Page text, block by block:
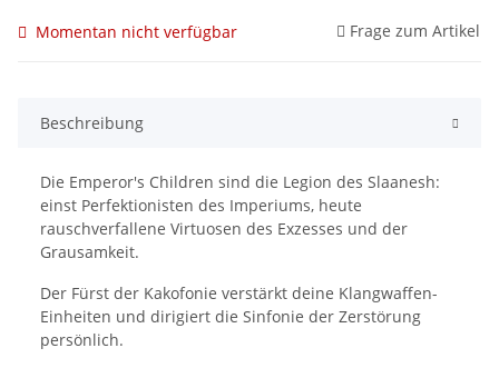
Momentan nicht verfügbar Frage zum Artikel
Beschreibung
Die Emperor's Children sind die Legion des Slaanesh:
einst Perfektionisten des Imperiums, heute
rauschverfallene Virtuosen des Exzesses und der
Grausamkeit.
Der Fürst der Kakofonie verstärkt deine Klangwaffen-
Einheiten und dirigiert die Sinfonie der Zerstörung
persönlich.